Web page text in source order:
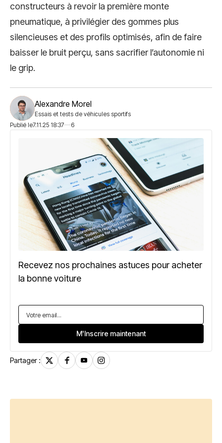
constructeurs à revoir la première monte
pneumatique, à privilégier des gommes plus
silencieuses et des profils optimisés, afin de faire
baisser le bruit perçu, sans sacrifier l’autonomie ni
le grip.
Alexandre Morel
Essais et tests de véhicules sportifs
Publié le7.11.25 18:37 6
Recevez nos prochaines astuces pour acheter
la bonne voiture
Partager :